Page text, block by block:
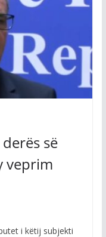
së
veprim
i këtij subjekti